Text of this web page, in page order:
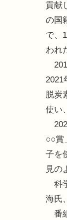
貢献
の国
で、
われ
2021
脱炭
使い
○○賞
子を
見の
科
海氏
番